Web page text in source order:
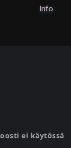
Info
ei käytössä